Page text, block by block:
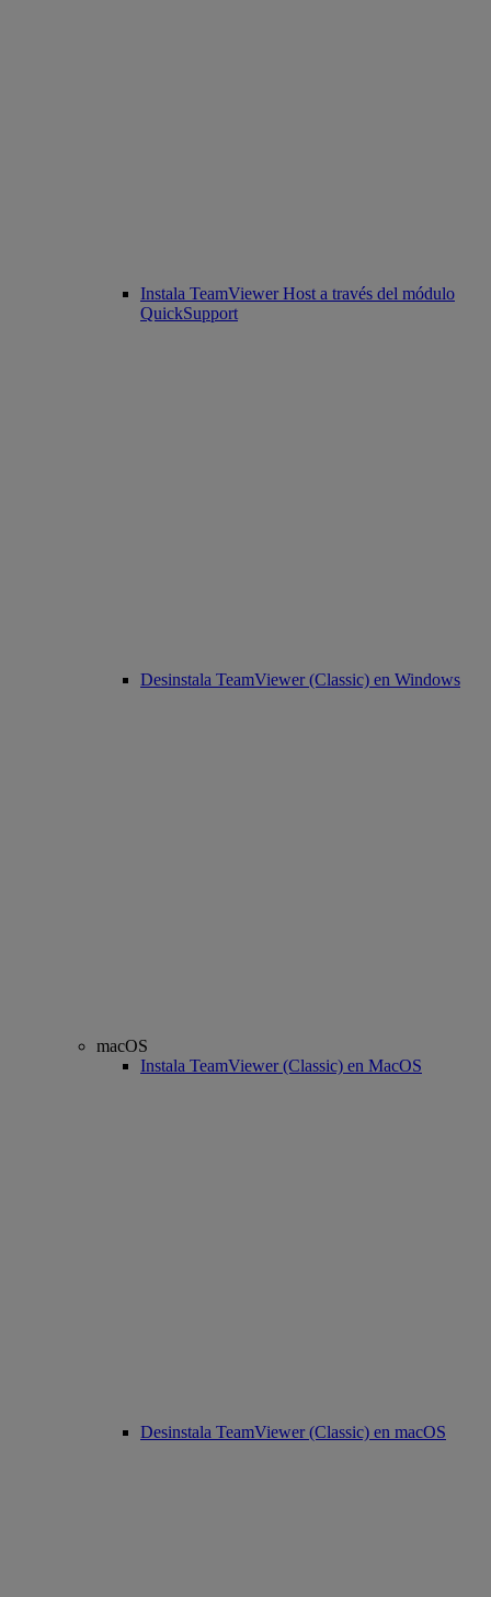
Instala TeamViewer Host a través del módulo
QuickSupport
Desinstala TeamViewer (Classic) en Windows
macOS
Instala TeamViewer (Classic) en MacOS
Desinstala TeamViewer (Classic) en macOS